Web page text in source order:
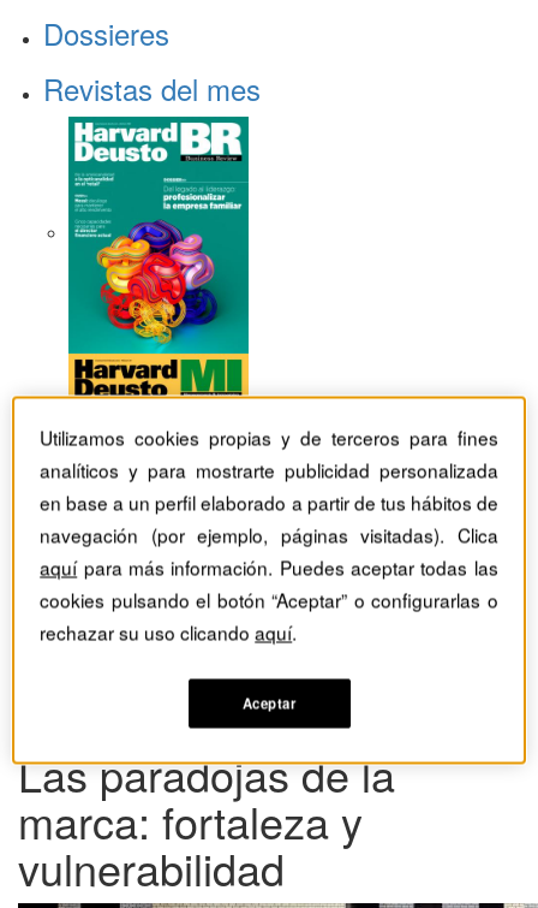
Dossieres
Revistas del mes
Revistas Harvard Deusto
Márketing
Las paradojas de la marca: fortaleza y vulnerabilidad
Las paradojas de la
marca: fortaleza y
vulnerabilidad
Utilizamos cookies propias y de terceros para fines
analíticos y para mostrarte publicidad personalizada
en base a un perfil elaborado a partir de tus hábitos de
navegación (por ejemplo, páginas visitadas). Clica
aquípara más información. Puedes aceptar todas las
cookies pulsando el botón “Aceptar” o configurarlas o
rechazar su uso clicandoaquí.
Aceptar